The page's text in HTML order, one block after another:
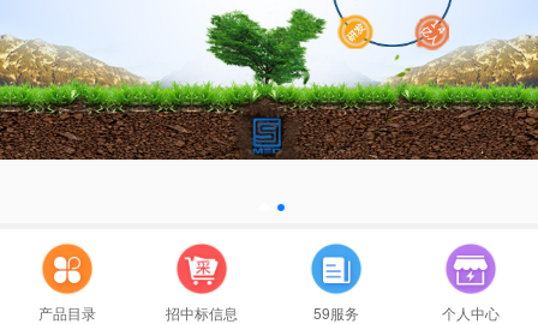
产品目录 招中标信息 59服务 个人中心
医疗器械分类目录动态调整工作程序
国家药监局关于医疗器械分类调整有关工作的